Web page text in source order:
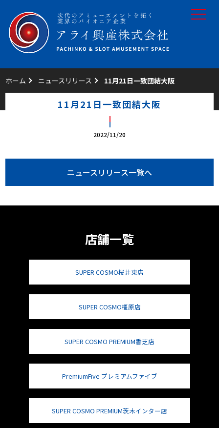
toggle
ホーム ニュースリリース 11月21日一致団結大阪
11月21日一致団結大阪
2022/11/20
ニュースリリース一覧へ
店舗一覧
SUPER COSMO桜井東店
SUPER COSMO橿原店
SUPER COSMO PREMIUM香芝店
PremiumFive プレミアムファイブ
SUPER COSMO PREMIUM茨木インター店